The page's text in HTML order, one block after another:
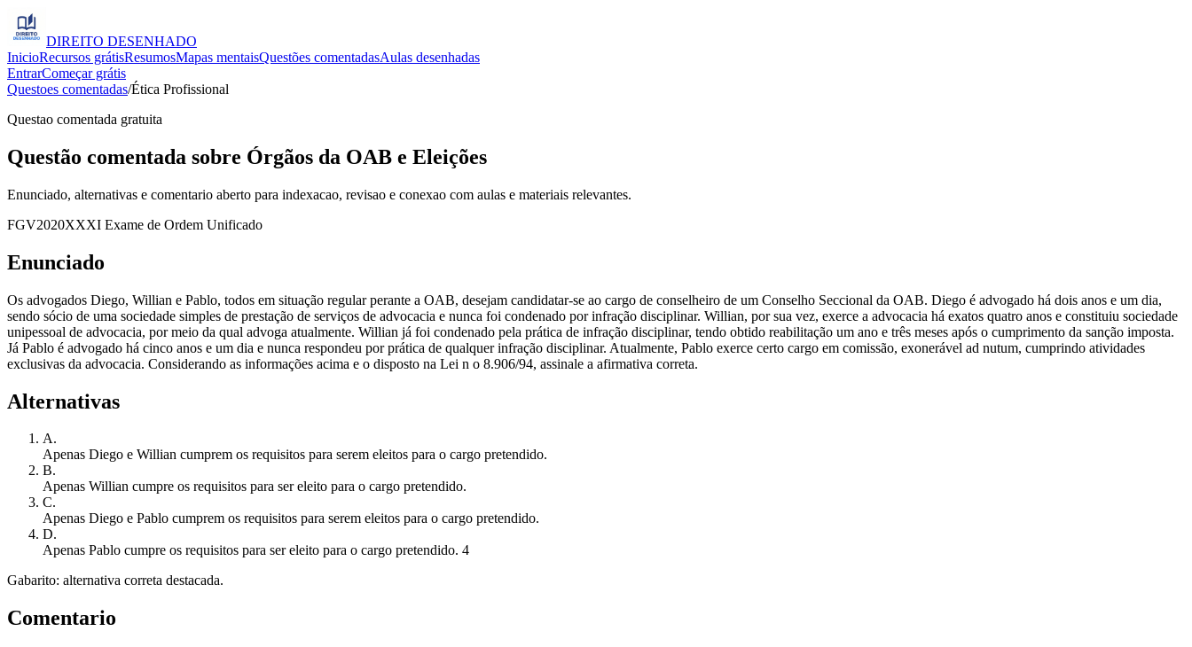
DIREITO DESENHADO
InicioRecursos grátisResumosMapas mentaisQuestões comentadasAulas desenhadas
EntrarComeçar grátis
Questoes comentadas/Ética Profissional
Questao comentada gratuita
Questão comentada sobre Órgãos da OAB e Eleições
Enunciado, alternativas e comentario aberto para indexacao, revisao e conexao com aulas e materiais relevantes.
FGV2020XXXI Exame de Ordem Unificado
Enunciado
Os advogados Diego, Willian e Pablo, todos em situação regular perante a OAB, desejam candidatar-se ao cargo de conselheiro de um Conselho Seccional da OAB. Diego é advogado há dois anos e um dia,
sendo sócio de uma sociedade simples de prestação de serviços de advocacia e nunca foi condenado por infração disciplinar. Willian, por sua vez, exerce a advocacia há exatos quatro anos e constituiu sociedade
unipessoal de advocacia, por meio da qual advoga atualmente. Willian já foi condenado pela prática de infração disciplinar, tendo obtido reabilitação um ano e três meses após o cumprimento da sanção imposta.
Já Pablo é advogado há cinco anos e um dia e nunca respondeu por prática de qualquer infração disciplinar. Atualmente, Pablo exerce certo cargo em comissão, exonerável ad nutum, cumprindo atividades
exclusivas da advocacia. Considerando as informações acima e o disposto na Lei n o 8.906/94, assinale a afirmativa correta.
Alternativas
A.
Apenas Diego e Willian cumprem os requisitos para serem eleitos para o cargo pretendido.
B.
Apenas Willian cumpre os requisitos para ser eleito para o cargo pretendido.
C.
Apenas Diego e Pablo cumprem os requisitos para serem eleitos para o cargo pretendido.
D.
Apenas Pablo cumpre os requisitos para ser eleito para o cargo pretendido. 4
Gabarito: alternativa correta destacada.
Comentario